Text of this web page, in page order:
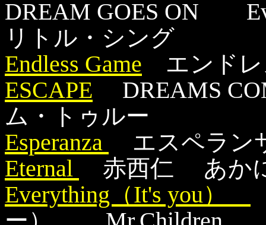
DREAM GOES ON
リトル・シング
Endless Game エンド
ESCAPE DREAMS
ム・トゥルー
Esperanza
エスペラ
Eternal
赤西仁 あか
Everything（It's you）